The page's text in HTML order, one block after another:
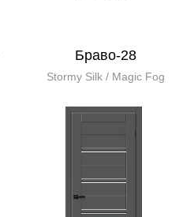
Браво-28
Stormy Silk / Magic Fog